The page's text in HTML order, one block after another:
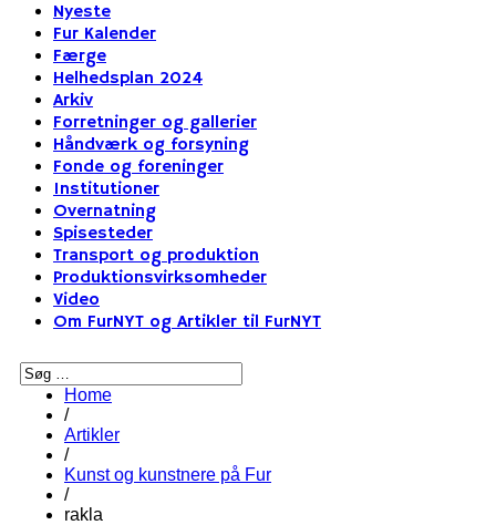
Nyeste
Fur Kalender
Færge
Helhedsplan 2024
Arkiv
Forretninger og gallerier
Håndværk og forsyning
Fonde og foreninger
Institutioner
Overnatning
Spisesteder
Transport og produktion
Produktionsvirksomheder
Video
Om FurNYT og Artikler til FurNYT
Home
/
Artikler
/
Kunst og kunstnere på Fur
/
rakla